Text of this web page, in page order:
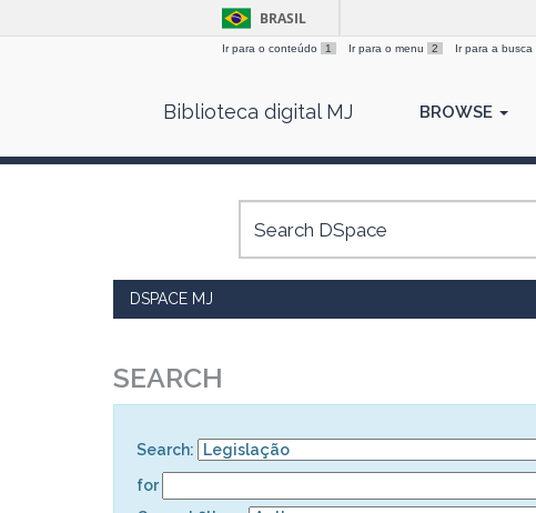
BRASIL
Ir para o conteúdo 1 Ir para o menu 2 Ir para a busca
Biblioteca digital MJ BROWSE
DSPACE MJ
SEARCH
Search:
for